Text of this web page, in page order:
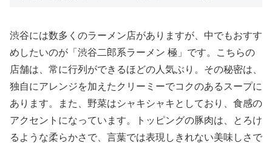
渋谷には数多くのラーメン店がありますが、中でもおすす
めしたいのが「渋谷二郎系ラーメン 極」です。こちらの
店舗は、常に行列ができるほどの人気ぶり。その秘密は、
独自にアレンジを加えたクリーミーでコクのあるスープに
あります。また、野菜はシャキシャキとしており、食感の
アクセントになっています。トッピングの豚肉は、とろけ
るような柔らかさで、言葉では表現しきれない美味しさで